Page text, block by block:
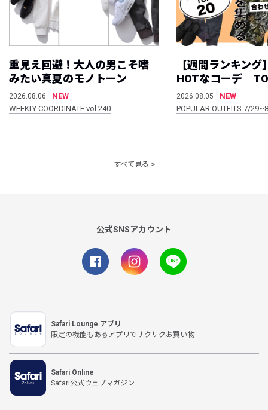
重見え回避！大人の男こそ嗜
みたい真夏のモノトーン
2026.08.06
NEW
WEEKLY COORDINATE vol.240
【週間ランキング
HOTなコーデ｜
2026.08.05
NEW
POPULAR OUTFITS 7/
すべて見る
公式SNSアカウント
Safari Lounge アプリ
限定の機能もあるアプリでサクサクお買い物
Safari Online
Safari公式ウェブマガジン